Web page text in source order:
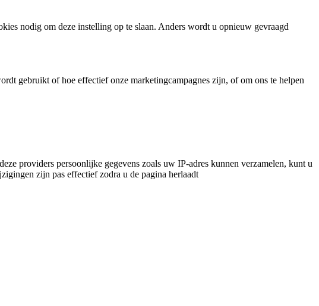
nodig om deze instelling op te slaan. Anders wordt u opnieuw gevraagd
gebruikt of hoe effectief onze marketingcampagnes zijn, of om ons te helpen
providers persoonlijke gegevens zoals uw IP-adres kunnen verzamelen, kunt u
zijn pas effectief zodra u de pagina herlaadt